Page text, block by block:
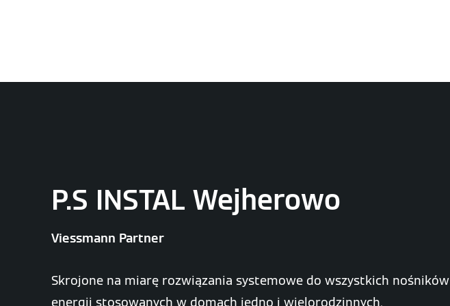
P.S INSTAL Wejherowo
Viessmann Partner
Skrojone na miarę rozwiązania systemowe do wszystkich nośników
energii stosowanych w domach jedno i wielorodzinnych.